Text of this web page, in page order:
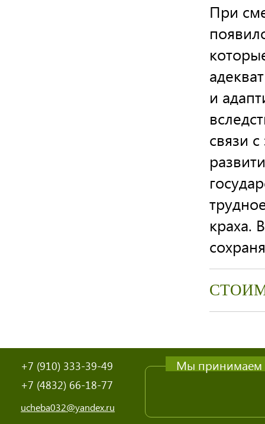
При
и
связи
краха.
Мы принимаем
+7 (910) 333-39-49
+7 (4832) 66-18-77
ucheba032@yandex.ru